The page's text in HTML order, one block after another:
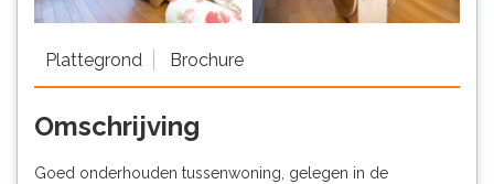
Plattegrond Brochure
Omschrijving
Goed onderhouden tussenwoning, gelegen in de